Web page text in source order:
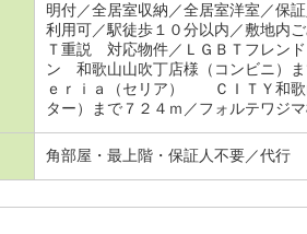
明付／全居室収納／全居室洋室／保
利用可／駅徒歩１０分以内／敷地内
Ｔ重説 対応物件／ＬＧＢＴフレン
ン 和歌山山吹丁店様（コンビニ）
ｅｒｉａ（セリア） ＣＩＴＹ和歌
ター）まで７２４ｍ／フォルテワジ
角部屋・最上階・保証人不要／代行